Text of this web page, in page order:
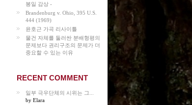
봉일 감상 -
Brandenburg v. Ohio, 395 U.S.
444 (1969)
윤호근 가곡 리사이틀
물건 자체를 둘러싼 분배형평의
문제보다 권리구조의 문제가 더
중요할 수 있는 이유
RECENT COMMENT
일부 극우단체의 시위는 그...
by Elara